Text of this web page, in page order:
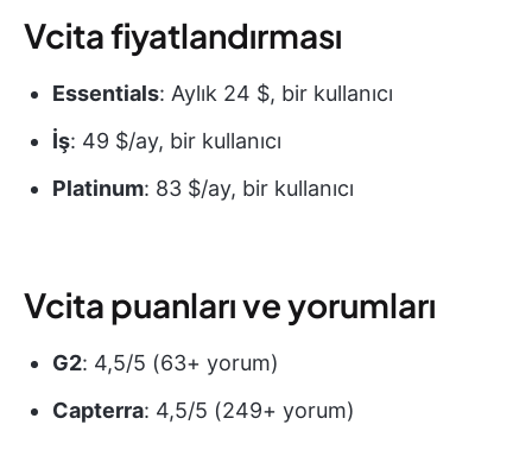
Vcita fiyatlandırması
Essentials: Aylık 24 $, bir kullanıcı
İş: 49 $/ay, bir kullanıcı
Platinum: 83 $/ay, bir kullanıcı
Vcita puanları ve yorumları
G2: 4,5/5 (63+ yorum)
Capterra: 4,5/5 (249+ yorum)